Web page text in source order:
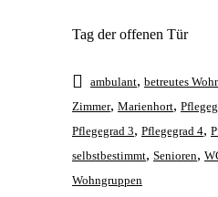
Tag der offenen Tür
ambulant, betreutes
Zimmer, Marienhort,
Pflegegrad 3, Pflegegrad 4,
selbstbestimmt, Senioren,
Wohngruppen